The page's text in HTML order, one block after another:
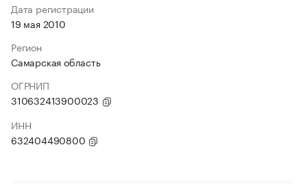
Дата регистрации
19 мая 2010
Регион
Самарская область
ОГРНИП
310632413900023
ИНН
632404490800